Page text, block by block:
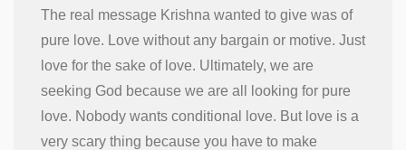
The real message Krishna wanted to give was of
pure love. Love without any bargain or motive. Just
love for the sake of love. Ultimately, we are
seeking God because we are all looking for pure
love. Nobody wants conditional love. But love is a
very scary thing because you have to make